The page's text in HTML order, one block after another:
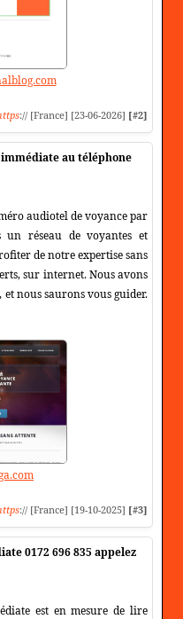
:// [France] [23-06-2026] [#2]
au téléphone
audiotel de voyance par
un réseau de voyantes et
de notre expertise sans
sur internet. Nous avons
nous saurons vous guider.
:// [France] [19-10-2025] [#3]
0172 696 835 appelez
est en mesure de lire